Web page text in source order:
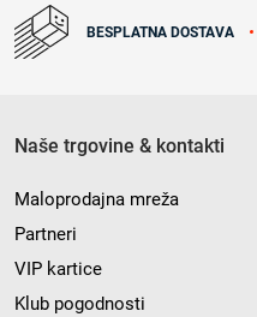
BESPLATNA DOSTAVA
Naše trgovine & kontakti
Maloprodajna mreža
Partneri
VIP kartice
Klub pogodnosti